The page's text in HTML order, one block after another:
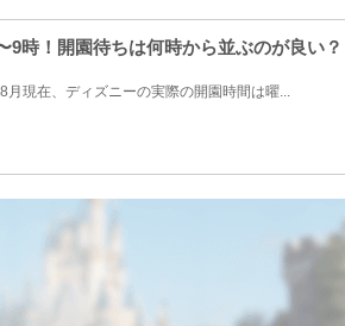
9時！開園待ちは何時から並ぶのが良い？
現在、ディズニーの実際の開園時間は曜...